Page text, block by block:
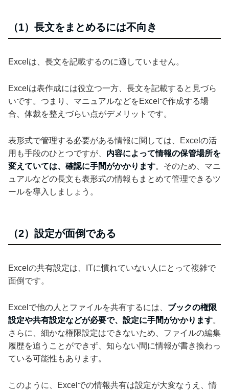
（1）長文をまとめるには不向き
Excelは、長文を記載するのに適していません。
Excelは表作成には役立つ一方、長文を記載すると見づら
いです。つまり、マニュアルなどをExcelで作成する場
合、体裁を整えづらい点がデメリットです。
表形式で管理する必要がある情報に関しては、Excelの活
用も手段のひとつですが、 内容によって情報の保管場所を
変えていては、確認に手間がかかります。そのため、マニ
ュアルなどの長文も表形式の情報もまとめて管理できるツ
ールを導入しましょう。
（2）設定が面倒である
Excelの共有設定は、ITに慣れていない人にとって複雑で
面倒です。
Excelで他の人とファイルを共有するには、 ブックの権限
設定や共有設定などが必要で、設定に手間がかかります。
さらに、細かな権限設定はできないため、ファイルの編集
履歴を追うことができず、知らない間に情報が書き換わっ
ている可能性もあります。
このように、Excelでの情報共有は設定が大変なうえ、情